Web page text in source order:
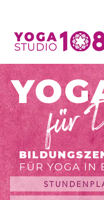
FÜR YOGA IN